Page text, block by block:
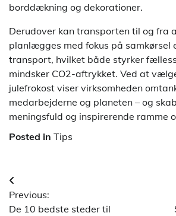
borddækning og dekorationer.
Derudover kan transporten til og fra
planlægges med fokus på samkørsel
transport, hvilket både styrker
mindsker CO2-aftrykket. Ved at
julefrokost viser virksomheden
medarbejderne og planeten – og
meningsfuld og inspirerende ramme
Posted in Tips
Indlægsnavigation
Previous:
De 10 bedste steder til